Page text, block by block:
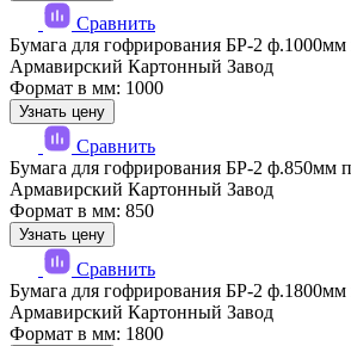
Сравнить
Бумага для гофрирования БР-2 ф.1000мм
Армавирский Картонный Завод
Формат в мм: 1000
Узнать цену
Сравнить
Бумага для гофрирования БР-2 ф.850мм
Армавирский Картонный Завод
Формат в мм: 850
Узнать цену
Сравнить
Бумага для гофрирования БР-2 ф.1800мм
Армавирский Картонный Завод
Формат в мм: 1800